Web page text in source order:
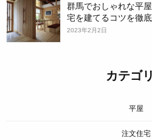
群馬でおしゃれな平
宅を建てるコツを徹
2023年2月2日
カテゴ
平屋
注文住宅